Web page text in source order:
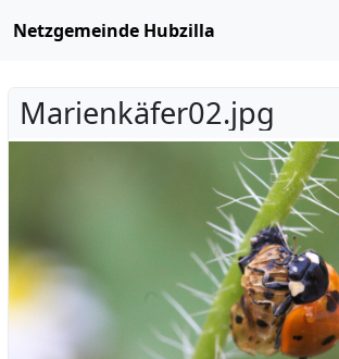
Netzgemeinde Hubzilla
Marienkäfer02.jpg